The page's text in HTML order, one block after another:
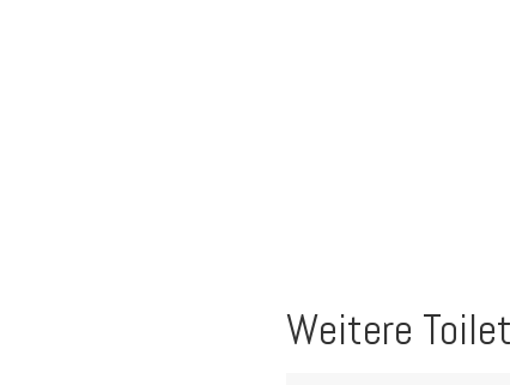
Weitere